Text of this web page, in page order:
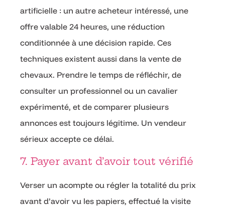
artificielle : un autre acheteur intéressé, une
offre valable 24 heures, une réduction
conditionnée à une décision rapide. Ces
techniques existent aussi dans la vente de
chevaux. Prendre le temps de réfléchir, de
consulter un professionnel ou un cavalier
expérimenté, et de comparer plusieurs
annonces est toujours légitime. Un vendeur
sérieux accepte ce délai.
7. Payer avant d’avoir tout vérifié
Verser un acompte ou régler la totalité du prix
avant d’avoir vu les papiers, effectué la visite